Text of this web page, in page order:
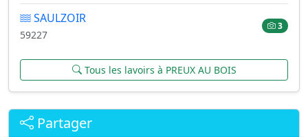
SAULZOIR
59227
3
Tous les lavoirs à PREUX AU BOIS
Partager